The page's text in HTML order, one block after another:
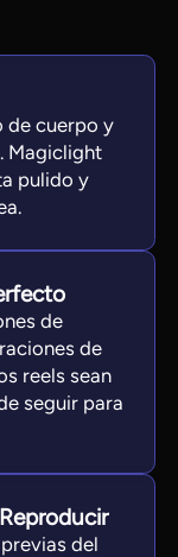
de cuerpo y
Magiclight
pulido y
de
de
reels sean
seguir para
del